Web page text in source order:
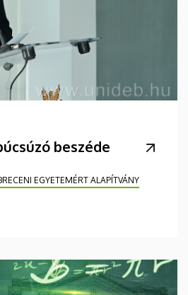
beszéde
EGYETEMÉRT ALAPÍTVÁNY